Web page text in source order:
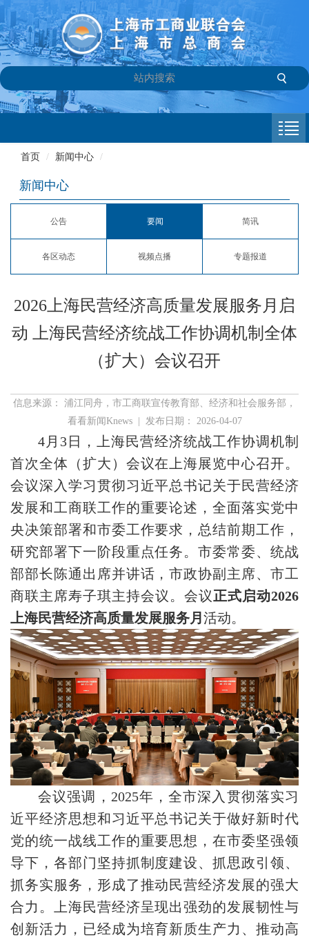
会员专栏
参政议政
信息库
联系我们
首页 / 新闻中心 /
新闻中心
公告 要闻 简讯
各区动态 视频点播 专题报道
2026上海民营经济高质量发展服务月启
动 上海民营经济统战工作协调机制全体
（扩大）会议召开
信息来源： 浦江同舟，市工商联宣传教育部、经济和社会服务部，
看看新闻Knews | 发布日期： 2026-04-07
4月3日，上海民营经济统战工作协调机制
首次全体（扩大）会议在上海展览中心召开。
会议深入学习贯彻习近平总书记关于民营经济
发展和工商联工作的重要论述，全面落实党中
央决策部署和市委工作要求，总结前期工作，
研究部署下一阶段重点任务。市委常委、统战
部部长陈通出席并讲话，市政协副主席、市工
商联主席寿子琪主持会议。会议正式启动2026
上海民营经济高质量发展服务月 活动。
会议强调，2025年，全市深入贯彻落实习
近平经济思想和习近平总书记关于做好新时代
党的统一战线工作的重要思想，在市委坚强领
导下，各部门坚持抓制度建设、抓思政引领、
抓务实服务，形成了推动民营经济发展的强大
合力。上海民营经济呈现出强劲的发展韧性与
创新活力，已经成为培育新质生产力、推动高